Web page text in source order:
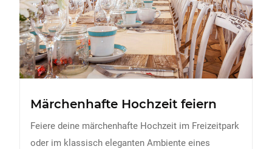
Märchenhafte Hochzeit feiern
Feiere deine märchenhafte Hochzeit im Freizeitpark
oder im klassisch eleganten Ambiente eines